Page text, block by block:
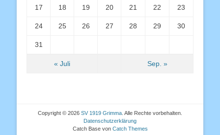
17 18 19 20 21 22 23
24 25 26 27 28 29 30
31
« Juli Sep. »
Copyright © 2026 SV 1919 Grimma . Alle Rechte vorbehalten.
Datenschutzerklärung
Catch Base von Catch Themes